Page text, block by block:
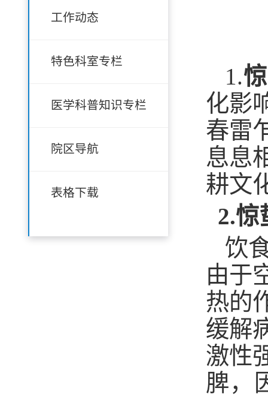
工作动态
特色科室专栏
医学科普知识专栏
院区导航
表格下载
1.
化影
春雷
息息
耕文
2.惊
饮
由于
热的
缓解
激性
脾，